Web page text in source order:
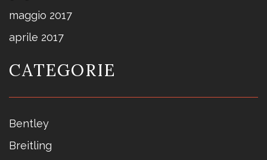
maggio 2017
aprile 2017
CATEGORIE
Bentley
Breitling